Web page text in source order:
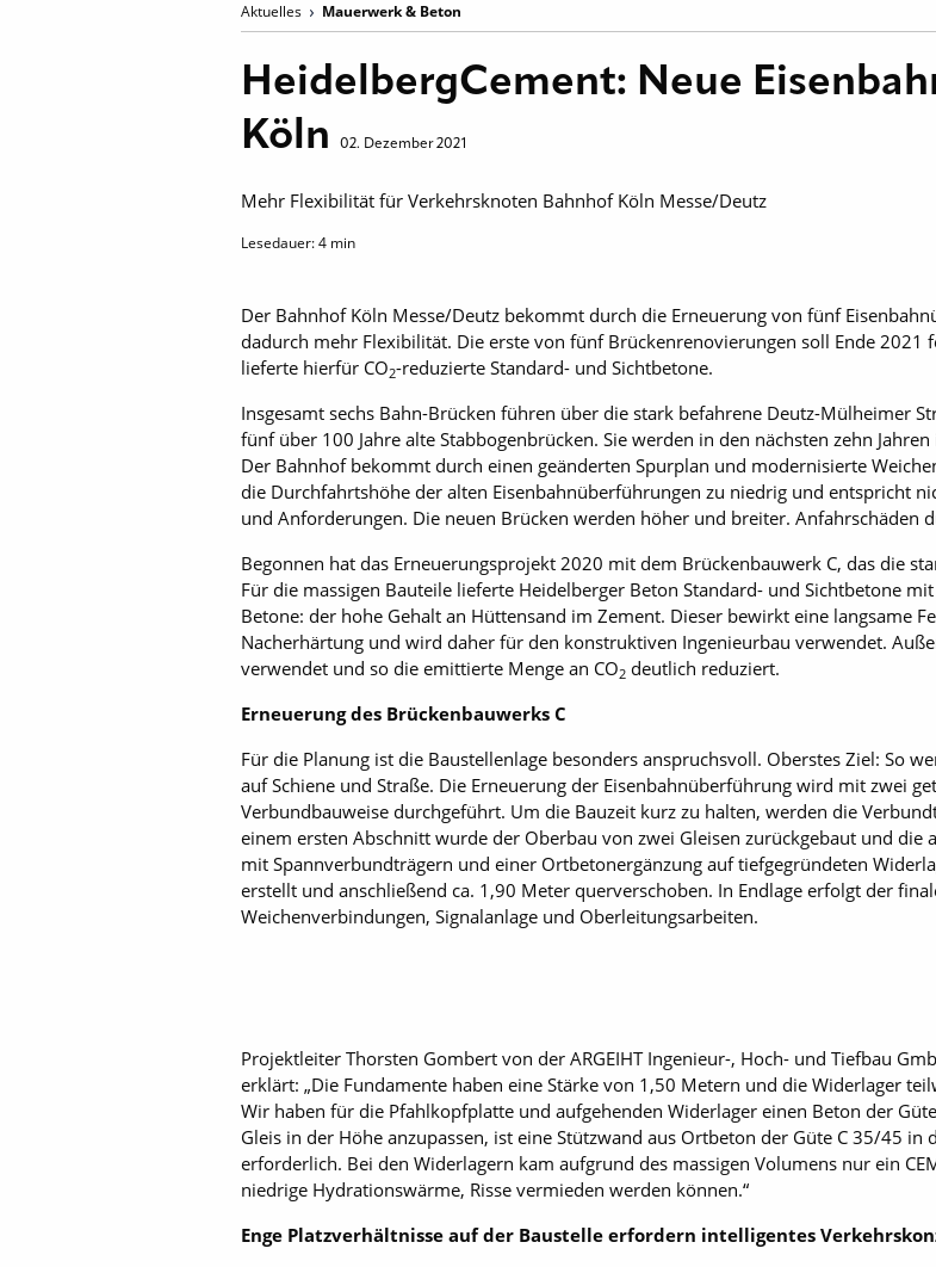
Aktuelles Mauerwerk & Beton
HeidelbergCement: Neue
Köln
02. Dezember 2021
Mehr Flexibilität für Verkehrsknoten Bahnhof Köln Messe/Deutz
Lesedauer:4 min
Der Bahnhof Köln Messe/Deutz bekommt durch die Erneuerung von fünf
dadurch mehr Flexibilität. Die erste von fünf Brückenrenovierungen soll Ende 2021
lieferte hierfür CO2-reduzierte Standard- und Sichtbetone.
Insgesamt sechs Bahn-Brücken führen über die stark befahrene Deutz-Mülheimer
fünf über 100 Jahre alte Stabbogenbrücken. Sie werden in den nächsten zehn
Der Bahnhof bekommt durch einen geänderten Spurplan und modernisierte
die Durchfahrtshöhe der alten Eisenbahnüberführungen zu niedrig und entspricht
und Anforderungen. Die neuen Brücken werden höher und breiter. Anfahrschäden
Begonnen hat das Erneuerungsprojekt 2020 mit dem Brückenbauwerk C, das die
Für die massigen Bauteile lieferte Heidelberger Beton Standard- und Sichtbetone
Betone: der hohe Gehalt an Hüttensand im Zement. Dieser bewirkt eine langsame
Nacherhärtung und wird daher für den konstruktiven Ingenieurbau verwendet.
verwendet und so die emittierte Menge an CO2 deutlich reduziert.
Erneuerung des Brückenbauwerks C
Für die Planung ist die Baustellenlage besonders anspruchsvoll. Oberstes Ziel: So
auf Schiene und Straße. Die Erneuerung der Eisenbahnüberführung wird mit zwei
Verbundbauweise durchgeführt. Um die Bauzeit kurz zu halten, werden die
einem ersten Abschnitt wurde der Oberbau von zwei Gleisen zurückgebaut und die
mit Spannverbundträgern und einer Ortbetonergänzung auf tiefgegründeten
erstellt und anschließend ca. 1,90 Meter querverschoben. In Endlage erfolgt der
Weichenverbindungen, Signalanlage und Oberleitungsarbeiten.
Projektleiter Thorsten Gombert von der ARGEIHT Ingenieur-, Hoch- und Tiefbau
erklärt: „Die Fundamente haben eine Stärke von 1,50 Metern und die Widerlager
Wir haben für die Pfahlkopfplatte und aufgehenden Widerlager einen Beton der
Gleis in der Höhe anzupassen, ist eine Stützwand aus Ortbeton der Güte C 35/45
erforderlich. Bei den Widerlagern kam aufgrund des massigen Volumens nur ein
niedrige Hydrationswärme, Risse vermieden werden können.“
Enge Platzverhältnisse auf der Baustelle erfordern intelligentes